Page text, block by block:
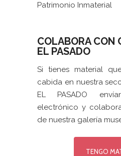
Patrimonio Inmaterial
COLABORA CON
EL PASADO
Si tienes material
cabida en nuestra
EL PASADO
electrónico y
de nuestra galería
TENGO